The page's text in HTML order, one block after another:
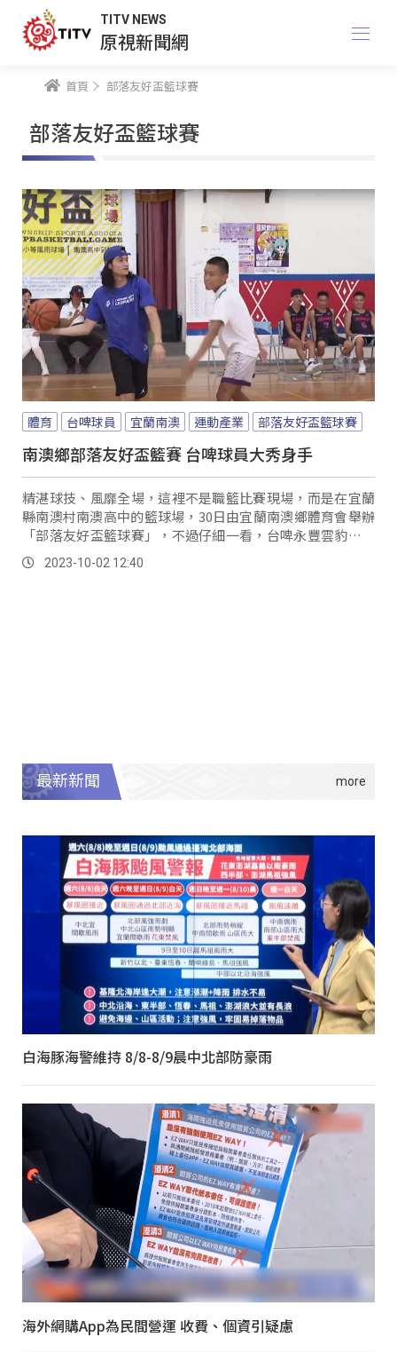
TITV NEWS
原視新聞網
首頁 部落友好盃籃球賽
部落友好盃籃球賽
體育 台啤球員 宜蘭南澳 運動產業 部落友好盃籃球賽
南澳鄉部落友好盃籃賽 台啤球員大秀身手
精湛球技、風靡全場，這裡不是職籃比賽現場，而是在宜蘭
縣南澳村南澳高中的籃球場，30日由宜蘭南澳鄉體育會舉辦
「部落友好盃籃球賽」，不過仔細一看，台啤永豐雲豹籃球
隊的人氣球員，太魯閣族的高錦瑋、阿美族的盧捷閔以及陳
孝榕，親自來到現場展現球技，更從原鄉的籃球競賽中，看
2023-10-02 12:40
最新新聞
白海豚海警維持 8/8-8/9晨中北部防豪雨
海外網購App為民間營運 收費、個資引疑慮